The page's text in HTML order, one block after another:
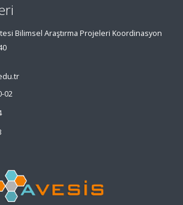
Bilimsel Araştırma Projeleri Koordinasyon
02